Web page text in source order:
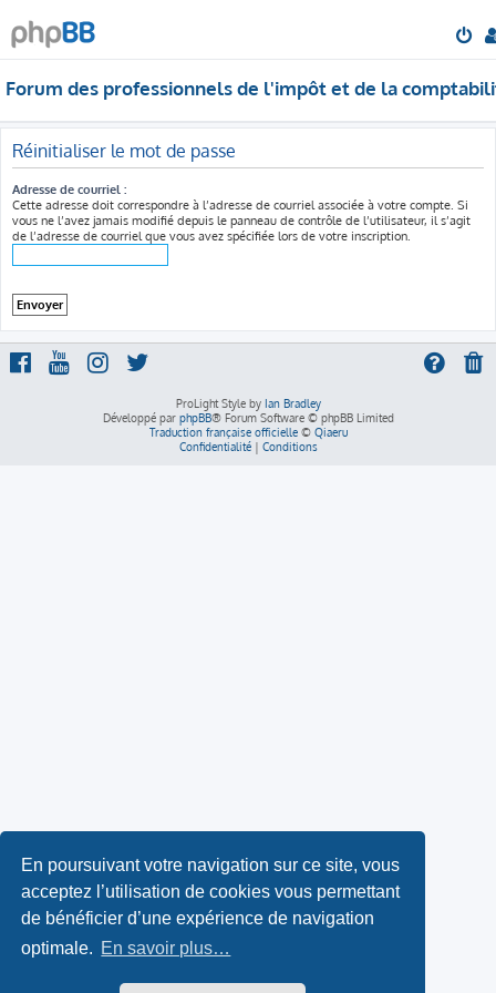
En poursuivant votre navigation sur ce site, vous
acceptez l’utilisation de cookies vous permettant
de bénéficier d’une expérience de navigation
optimale. En savoir plus…
Forum des professionnels de l'impôt et de la
Réinitialiser le mot de passe
Adresse de courriel :
Cette adresse doit correspondre à l’adresse de courriel associée à votre compte. Si
vous ne l’avez jamais modifié depuis le panneau de contrôle de l’utilisateur, il s’agit
de l’adresse de courriel que vous avez spécifiée lors de votre inscription.
ProLight Style by Ian Bradley
Développé par phpBB® Forum Software © phpBB Limited
Traduction française officielle© Qiaeru
Confidentialité| Conditions